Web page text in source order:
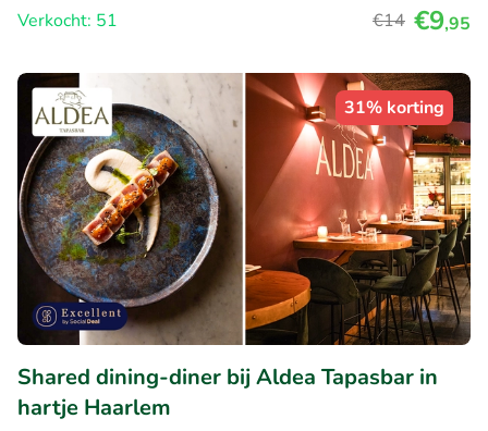
Verkocht: 51 €14 €9,95
31% korting
Shared dining-diner bij Aldea Tapasbar in
hartje Haarlem